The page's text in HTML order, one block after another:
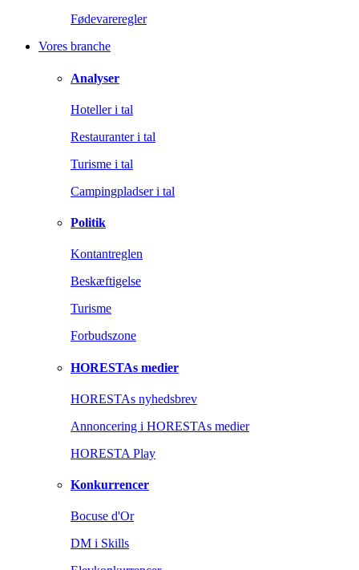
Fødevareregler
Vores branche
Analyser
Hoteller i tal
Restauranter i tal
Turisme i tal
Campingpladser i tal
Politik
Kontantreglen
Beskæftigelse
Turisme
Forbudszone
HORESTAs medier
HORESTAs nyhedsbrev
Annoncering i HORESTAs medier
HORESTA Play
Konkurrencer
Bocuse d'Or
DM i Skills